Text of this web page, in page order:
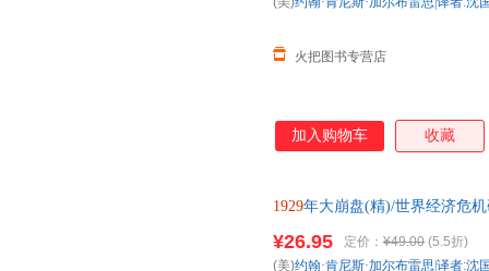
火把图书专营店
加入购物车 收藏
1929年大崩盘(精)/世界经济危
¥26.95 定价： ¥49.00 (5.5折)
(美)约翰·肯尼斯·加尔布雷思|译者:沈